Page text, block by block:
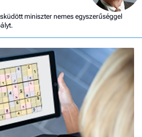
miniszter nemes egyszerűséggel